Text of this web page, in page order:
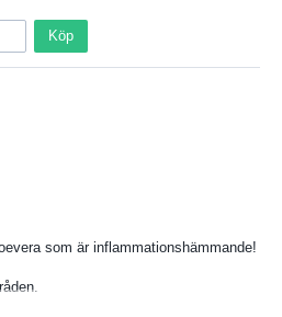
Köp
som är inflammationshämmande!